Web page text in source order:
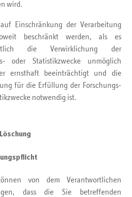
wird.
Einschränkung der Verarbeitung
beschränkt werden, als es
die Verwirklichung der
oder Statistikzwecke unmöglich
ernsthaft beeinträchtigt und die
für die Erfüllung der Forschungs-
notwendig ist.
von dem Verantwortlichen
dass die Sie betreffenden